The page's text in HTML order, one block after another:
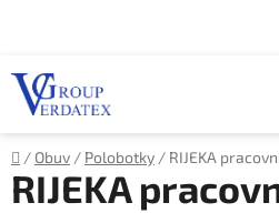
Domů
/ Obuv / Polobotky / RIJEKA
RIJEKA